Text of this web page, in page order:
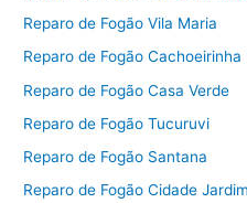
Reparo de Fogão Vila Maria
Reparo de Fogão Cachoeirinha
Reparo de Fogão Casa Verde
Reparo de Fogão Tucuruvi
Reparo de Fogão Santana
Reparo de Fogão Cidade Jardim